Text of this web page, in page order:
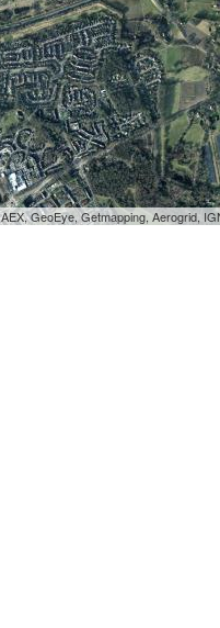
GeoEye, Getmapping, Aerogrid,